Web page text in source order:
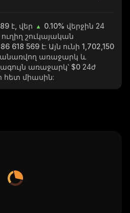
է, վեր 0.10% վերջին 24
շուկայական
618 569 է: Այն ունի 1,702,150
առաջարկ և
առաջարկ՝ $0 24ժ
հետ միասին: